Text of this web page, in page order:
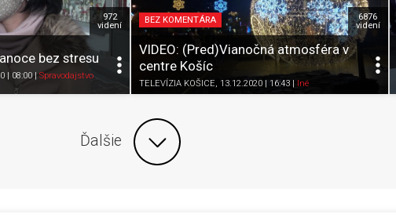
Pozrieť neskôr
obľúbeným
bez stresu
| 08:00|Spravodajstvo Pozrieť neskôr
K obľúbeným
Zdieľať
972
videní
BEZ KOMENTÁRA
VIDEO: (Pred)Vianočná atmosféra v
centre Košíc
TELEVÍZIA KOŠICE, 13.12.2020 | 16:43 | Iné
6876
videní
Ďalšie